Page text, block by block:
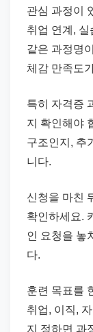
관심 과정이
취업 연계,
같은 과정명
체감 만족도
특히 자격증
지 확인해야
구조인지, 추
니다.
신청을 마친
확인하세요.
인 요청을 놓
다.
훈련 목표를
취업, 이직,
지 정하면 과